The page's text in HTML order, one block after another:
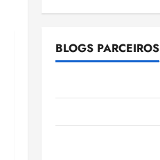
BLOGS PARCEIROS